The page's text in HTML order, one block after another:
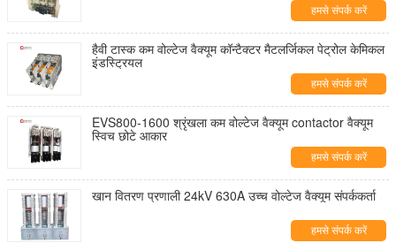
हमसे संपर्क करें
हैवी टास्क कम वोल्टेज वैक्यूम कॉन्टैक्टर मैटलर्जिकल पेट्रोल केमिकल
इंडस्ट्रियल
हमसे संपर्क करें
EVS800-1600 श्रृंखला कम वोल्टेज वैक्यूम contactor वैक्यूम
स्विच छोटे आकार
हमसे संपर्क करें
खान वितरण प्रणाली 24kV 630A उच्च वोल्टेज वैक्यूम संपर्ककर्ता
हमसे संपर्क करें